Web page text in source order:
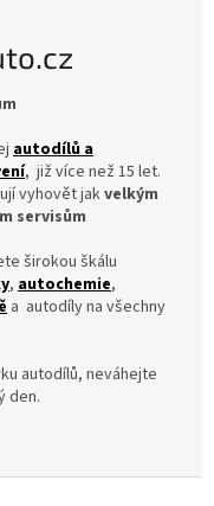
autodílů a
, již více než 15 let.
vyhovět jakvelkým
servisům
širokou škálu
, autochemie,
a autodíly na všechny
autodílů, neváhejte
den.